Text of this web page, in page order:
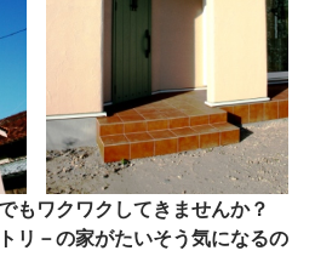
もワクワクしてきませんか？
リ－の家がたいそう気になるの